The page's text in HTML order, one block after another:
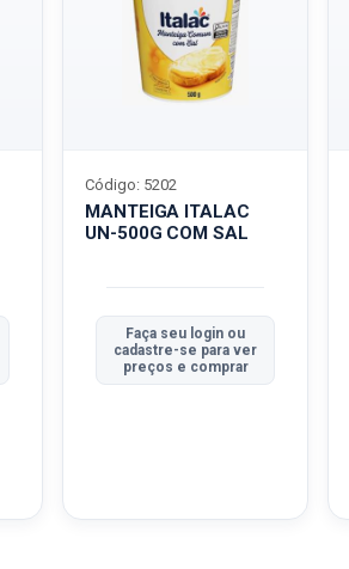
MANTEIGA ITALAC
UN-500G COM SAL
Código: 5202
Faça seu login ou
cadastre-se para ver
preços e comprar